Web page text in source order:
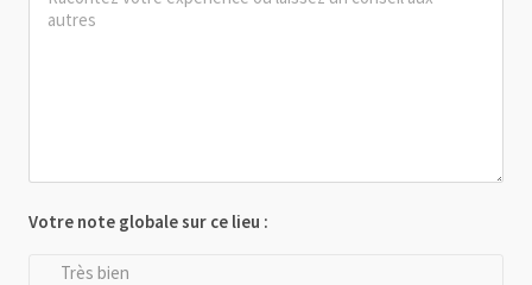
Votre note globale sur ce lieu :
Très bien